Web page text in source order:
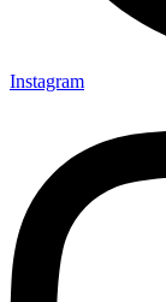
Instagram